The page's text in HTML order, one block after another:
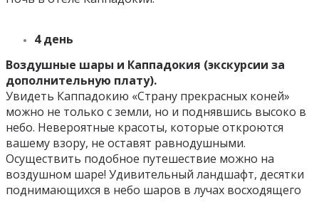
4 день
Воздушные шары и Каппадокия (экскурсии за
дополнительную плату).
Увидеть Каппадокию «Страну прекрасных коней»
можно не только с земли, но и поднявшись высоко в
небо. Невероятные красоты, которые откроются
вашему взору, не оставят равнодушными.
Осуществить подобное путешествие можно на
воздушном шаре! Удивительный ландшафт, десятки
поднимающихся в небо шаров в лучах восходящего